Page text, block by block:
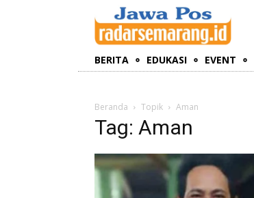
BERITA EDUKASI EVENT
Beranda Topik Aman
Tag: Aman